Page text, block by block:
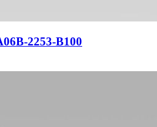
2253-B100